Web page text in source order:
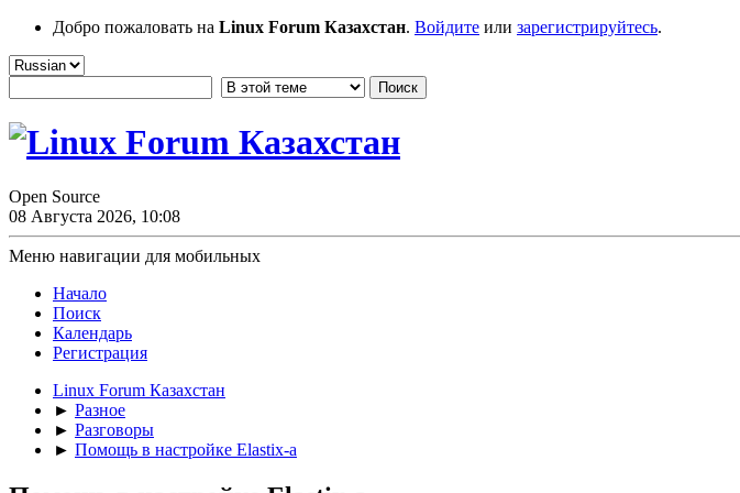
Добро пожаловать на Linux Forum Казахстан. Войдите или зарегистрируйтесь.
Open Source
08 Августа 2026, 10:08
Меню навигации для мобильных
Начало
Поиск
Календарь
Регистрация
Linux Forum Казахстан
► Разное
► Разговоры
► Помощь в настройке Elastix-а